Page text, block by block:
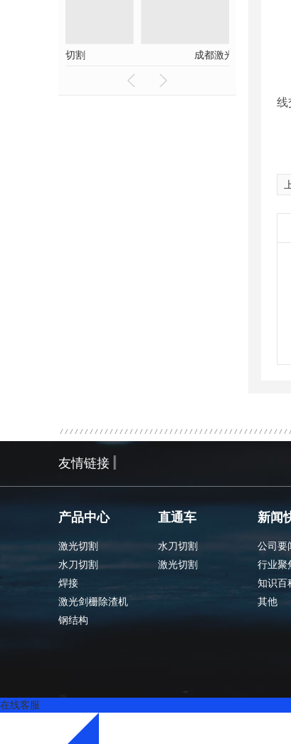
线
友情链接
产品中心
激光切割
水刀切割
焊接
激光剑栅除渣机
钢结构
直通车
水刀切割
激光切割
新闻
公司要
行业聚
知识百
其他
在线客服